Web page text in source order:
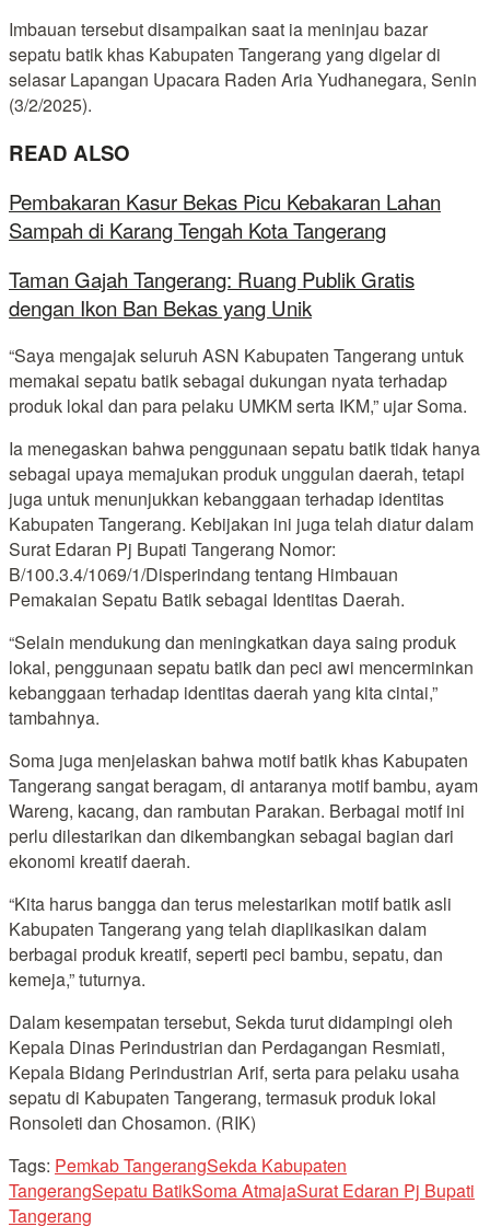
Imbauan tersebut disampaikan saat ia meninjau bazar
sepatu batik khas Kabupaten Tangerang yang digelar di
selasar Lapangan Upacara Raden Aria Yudhanegara, Senin
(3/2/2025).
READ ALSO
Pembakaran Kasur Bekas Picu Kebakaran Lahan
Sampah di Karang Tengah Kota Tangerang
Taman Gajah Tangerang: Ruang Publik Gratis
dengan Ikon Ban Bekas yang Unik
“Saya mengajak seluruh ASN Kabupaten Tangerang untuk
memakai sepatu batik sebagai dukungan nyata terhadap
produk lokal dan para pelaku UMKM serta IKM,” ujar Soma.
Ia menegaskan bahwa penggunaan sepatu batik tidak hanya
sebagai upaya memajukan produk unggulan daerah, tetapi
juga untuk menunjukkan kebanggaan terhadap identitas
Kabupaten Tangerang. Kebijakan ini juga telah diatur dalam
Surat Edaran Pj Bupati Tangerang Nomor:
B/100.3.4/1069/1/Disperindang tentang Himbauan
Pemakaian Sepatu Batik sebagai Identitas Daerah.
“Selain mendukung dan meningkatkan daya saing produk
lokal, penggunaan sepatu batik dan peci awi mencerminkan
kebanggaan terhadap identitas daerah yang kita cintai,”
tambahnya.
Soma juga menjelaskan bahwa motif batik khas Kabupaten
Tangerang sangat beragam, di antaranya motif bambu, ayam
Wareng, kacang, dan rambutan Parakan. Berbagai motif ini
perlu dilestarikan dan dikembangkan sebagai bagian dari
ekonomi kreatif daerah.
“Kita harus bangga dan terus melestarikan motif batik asli
Kabupaten Tangerang yang telah diaplikasikan dalam
berbagai produk kreatif, seperti peci bambu, sepatu, dan
kemeja,” tuturnya.
Dalam kesempatan tersebut, Sekda turut didampingi oleh
Kepala Dinas Perindustrian dan Perdagangan Resmiati,
Kepala Bidang Perindustrian Arif, serta para pelaku usaha
sepatu di Kabupaten Tangerang, termasuk produk lokal
Ronsoleti dan Chosamon. (RIK)
Tags: Pemkab TangerangSekda Kabupaten
TangerangSepatu BatikSoma AtmajaSurat Edaran Pj Bupati
Tangerang